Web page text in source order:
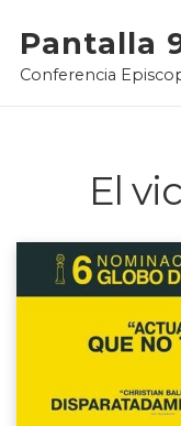
content
Pantalla
Conferencia
El